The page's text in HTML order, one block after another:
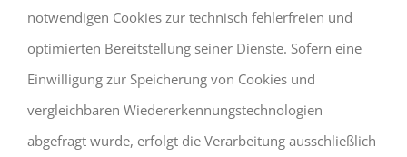
notwendigen Cookies zur technisch fehlerfreien und
optimierten Bereitstellung seiner Dienste. Sofern eine
Einwilligung zur Speicherung von Cookies und
vergleichbaren Wiedererkennungstechnologien
abgefragt wurde, erfolgt die Verarbeitung ausschließlich